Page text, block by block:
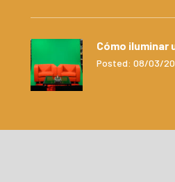
Cómo iluminar
Posted: 08/03/